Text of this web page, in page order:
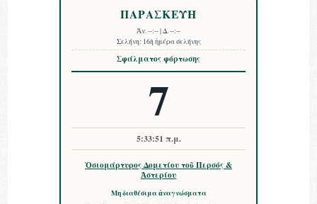
ΠΑΡΑΣΚΕΥΗ
Ἀν. --:--| Δ. --:--
Σελήνη: 16ὴ ἡμέρα σελήνης
Σφάλματος φόρτωσης
7
5:33:52 π.μ.
Ὁσιομάρτυρος Δομετίου τοῦ Περσός &
Ἀστερίου
Μη διαθέσιμα ἀναγνώσματα